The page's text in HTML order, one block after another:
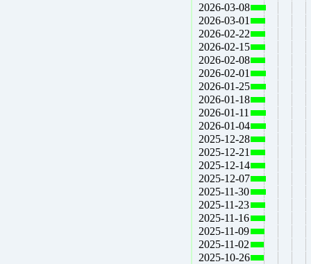
2026-03-08
2026-03-01
2026-02-22
2026-02-15
2026-02-08
2026-02-01
2026-01-25
2026-01-18
2026-01-11
2026-01-04
2025-12-28
2025-12-21
2025-12-14
2025-12-07
2025-11-30
2025-11-23
2025-11-16
2025-11-09
2025-11-02
2025-10-26